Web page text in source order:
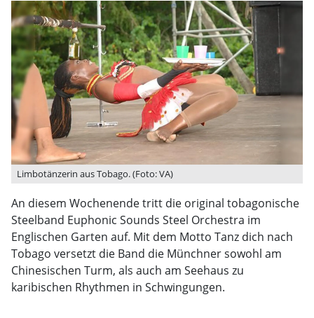
Limbotänzerin aus Tobago. (Foto: VA)
An diesem Wochenende tritt die original tobagonische
Steelband Euphonic Sounds Steel Orchestra im
Englischen Garten auf. Mit dem Motto Tanz dich nach
Tobago versetzt die Band die Münchner sowohl am
Chinesischen Turm, als auch am Seehaus zu
karibischen Rhythmen in Schwingungen.